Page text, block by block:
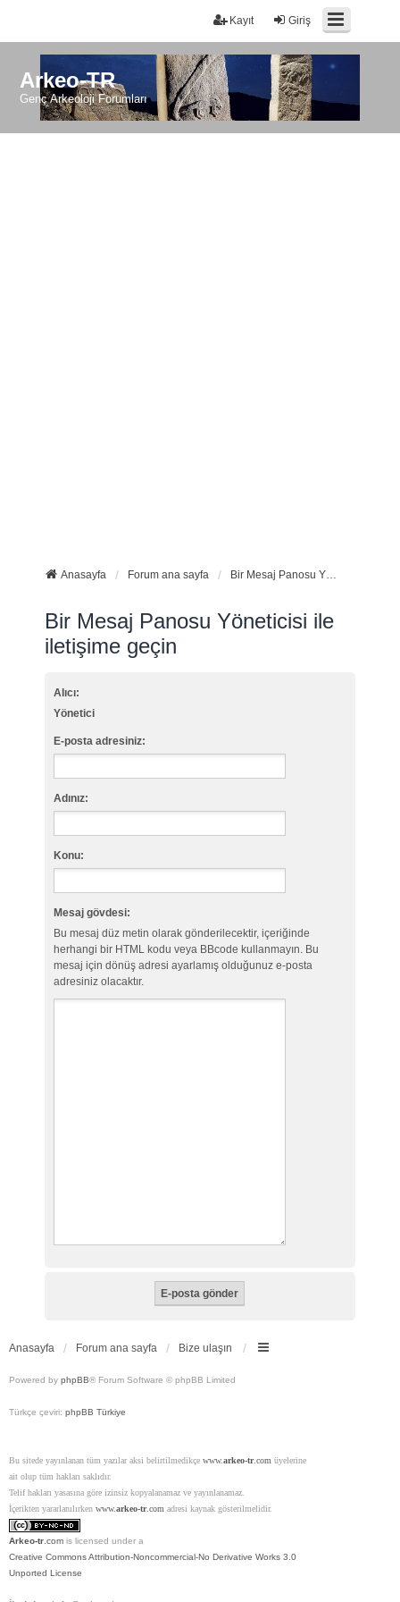
Giriş
Kayıt
Arkeo-TR
Genç Arkeoloji Forumları
Anasayfa Forum ana sayfa Bir Mesaj Panosu Yöneticisi ile iletişime geçin
Bir Mesaj Panosu Yöneticisi ile
iletişime geçin
Alıcı:
Yönetici
E-posta adresiniz:
Adınız:
Konu:
Mesaj gövdesi:
Bu mesaj düz metin olarak gönderilecektir, içeriğinde
herhangi bir HTML kodu veya BBcode kullanmayın. Bu
mesaj için dönüş adresi ayarlamış olduğunuz e-posta
adresiniz olacaktır.
Anasayfa Forum ana sayfa Bize ulaşın
Powered by phpBB® Forum Software © phpBB Limited
Türkçe çeviri: phpBB Türkiye
Bu sitede yayınlanan tüm yazılar aksi belirtilmedikçe www.arkeo-tr.com üyelerine
ait olup tüm hakları saklıdır.
Telif hakları yasasına göre izinsiz kopyalanamaz ve yayınlanamaz.
İçerikten yararlanılırken www.arkeo-tr.com adresi kaynak gösterilmelidir.
Arkeo-tr .com is licensed under a
Creative Commons Attribution-Noncommercial-No Derivative Works 3.0
Unported License